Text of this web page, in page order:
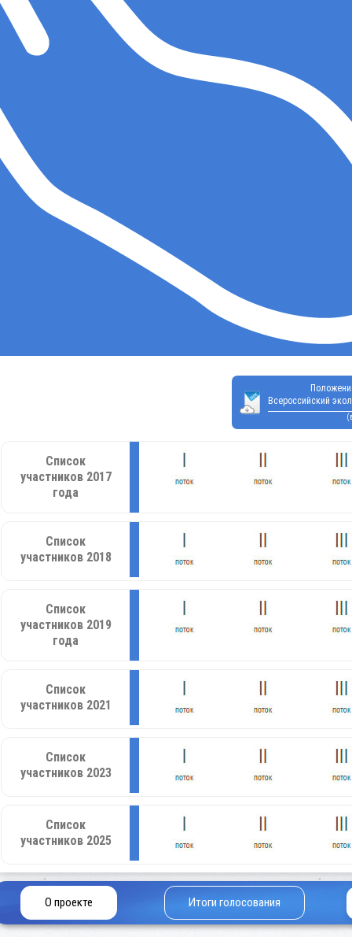
Всероссийский
Список
участников 2017
года
Список
участников 2018
Список
участников 2019
года
Список
участников 2021
Список
участников 2023
Список
участников 2025
О проекте Итоги голосования